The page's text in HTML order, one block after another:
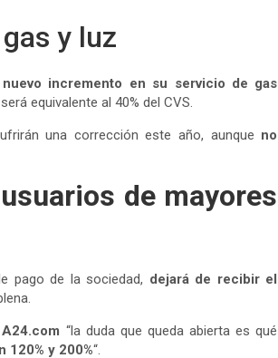
y luz
incremento en su servicio de gas
equivalente al 40% del CVS.
una corrección este año, aunque no
de mayores
pago de la sociedad, dejará de recibir el
A24.com “la duda que queda abierta es qué
120% y 200%“.